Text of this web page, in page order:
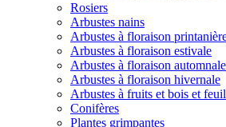
Rosiers
Arbustes nains
Arbustes à floraison
Arbustes à floraison estivale
Arbustes à floraison automnale
Arbustes à floraison hivernale
Arbustes à fruits et bois et
Conifères
Plantes grimpantes